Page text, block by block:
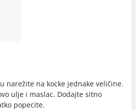
narežite na kocke jednake veličine.
ulje i maslac. Dodajte sitno
popecite.